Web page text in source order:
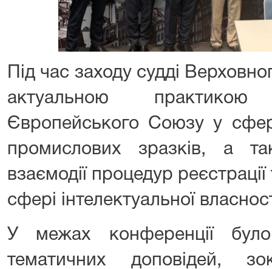
Під час заходу судді
актуальною
Європейського Союзу у
промислових зразків, а
взаємодії процедур
сфері інтелектуальної
У межах конференції
тематичних доповідей,